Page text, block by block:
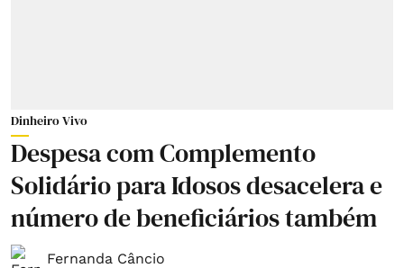
Dinheiro Vivo
Despesa com Complemento
Solidário para Idosos desacelera e
número de beneficiários também
Fernanda Câncio